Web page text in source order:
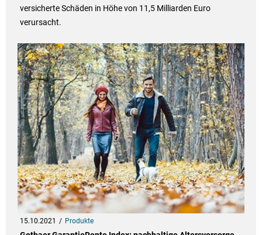
versicherte Schäden in Höhe von 11,5 Milliarden Euro
verursacht.
15.10.2021 Produkte